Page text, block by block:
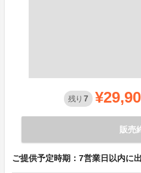
残り 7
販売
ご提供予定時期：7営業日以内に